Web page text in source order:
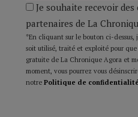
Je souhaite recevoir
partenaires de La
*En cliquant sur le bouton ci-dessus,
soit utilisé, traité et exploité pour
gratuite de La Chronique Agora et
moment, vous pourrez vous
notre Politique de